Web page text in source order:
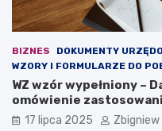
BIZNES DOKUMENTY
WZORY I FORMULARZE DO
WZ wzór wypełniony –
omówienie
17 lipca 2025